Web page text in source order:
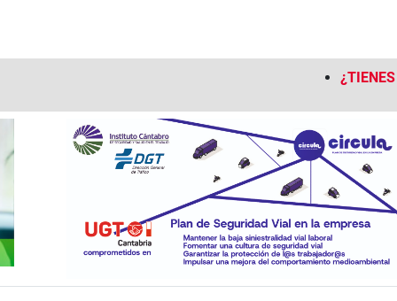
DUDAS SOBRE RIESGOS Y MEDIDAS ANTE ALTAS